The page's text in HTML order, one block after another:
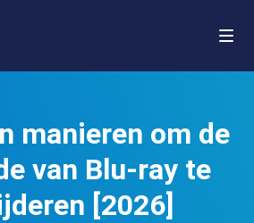
manieren om de
van Blu-ray te
[2026]